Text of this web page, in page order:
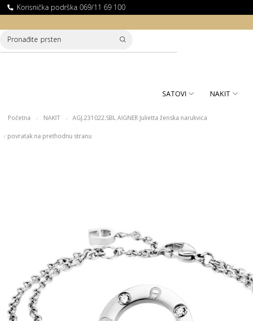
Korisnička podrška 069/11 69 100
100% SIGURNA ONLINE KUPOVINA
Pronađite prsten
SATOVI NAKIT
Početna / NAKIT / AGJ.231022.SBL AIGNER Julietta ženska narukvica
povratak na prethodnu stranu